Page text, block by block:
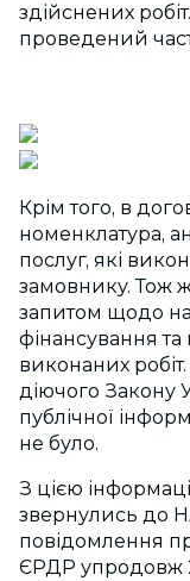
здійснених
проведений
Крім того, в
номенклатура,
послуг, які
замовнику. Тож
запитом щодо
фінансування та
виконаних
діючого Закону
публічної
не було.
З цією
звернулись до
повідомлення
ЄРДР упродовж